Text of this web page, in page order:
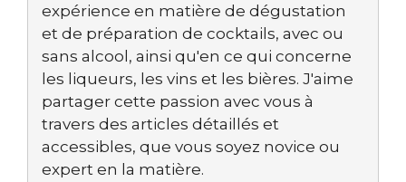
expérience en matière de dégustation
et de préparation de cocktails, avec ou
sans alcool, ainsi qu'en ce qui concerne
les liqueurs, les vins et les bières. J'aime
partager cette passion avec vous à
travers des articles détaillés et
accessibles, que vous soyez novice ou
expert en la matière.